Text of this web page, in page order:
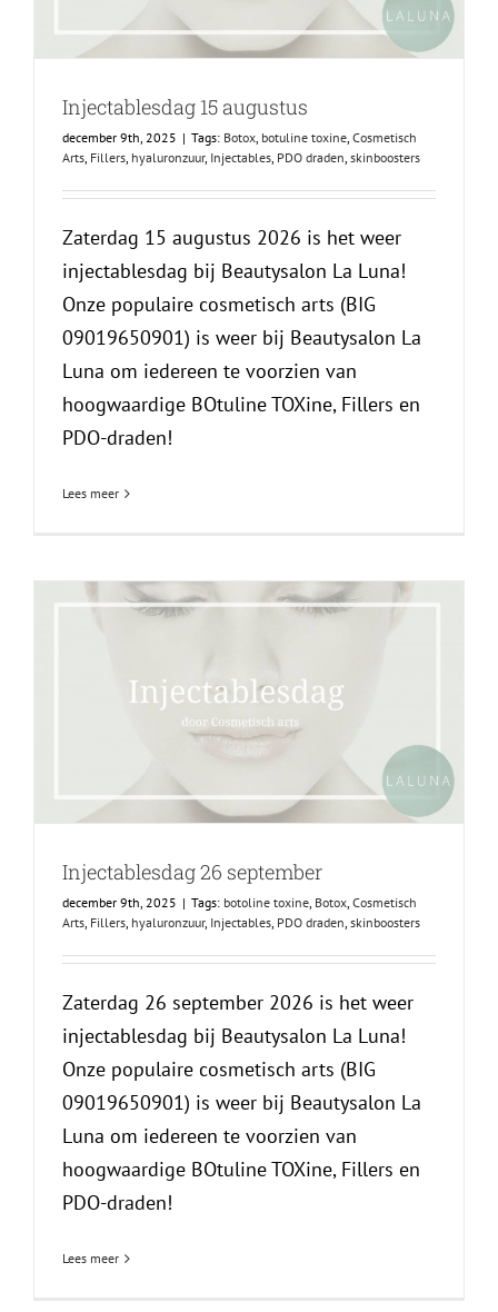
Injectablesdag 15 augustus
december 9th, 2025 | Tags: Botox, botuline toxine, Cosmetisch
Arts, Fillers, hyaluronzuur, Injectables, PDO draden, skinboosters
Zaterdag 15 augustus 2026 is het weer
injectablesdag bij Beautysalon La Luna!
Onze populaire cosmetisch arts (BIG
09019650901) is weer bij Beautysalon La
Luna om iedereen te voorzien van
hoogwaardige BOtuline TOXine, Fillers en
PDO-draden!
Lees meer
Injectablesdag 26 september
december 9th, 2025 | Tags: botoline toxine, Botox, Cosmetisch
Arts, Fillers, hyaluronzuur, Injectables, PDO draden, skinboosters
Zaterdag 26 september 2026 is het weer
injectablesdag bij Beautysalon La Luna!
Onze populaire cosmetisch arts (BIG
09019650901) is weer bij Beautysalon La
Luna om iedereen te voorzien van
hoogwaardige BOtuline TOXine, Fillers en
PDO-draden!
Lees meer